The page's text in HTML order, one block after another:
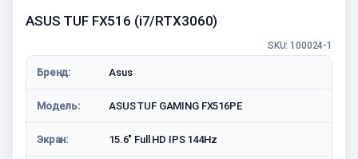
ASUS TUF FX516 (i7/RTX3060)
SKU: 100024-1
Бренд: Asus
Модель: ASUS TUF GAMING FX516PE
Экран: 15.6″ Full HD IPS 144Hz